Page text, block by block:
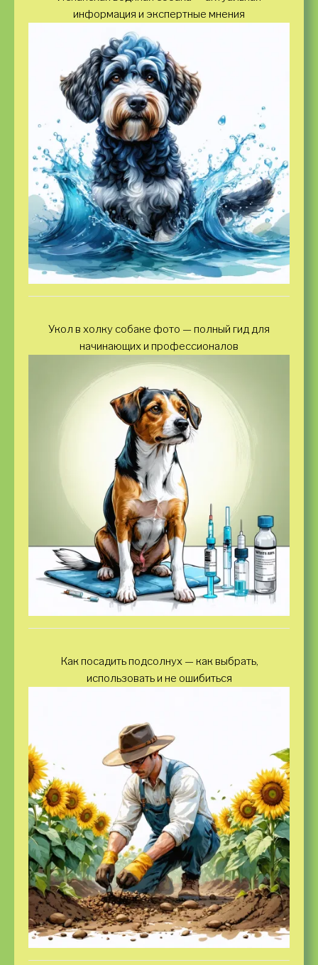
информация и экспертные мнения
Укол в холку собаке фото — полный гид для
начинающих и профессионалов
Как посадить подсолнух — как выбрать,
использовать и не ошибиться